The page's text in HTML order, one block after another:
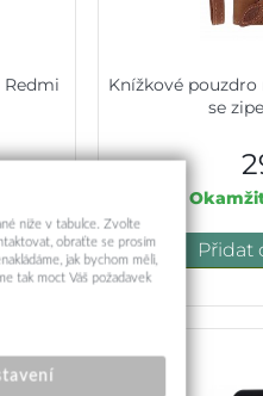
Redmi
Knížkové pouzdro
se
Přidat
níže v tabulce. Zvolte
obraťte se prosím
jak bychom měli,
tak moct Váš požadavek